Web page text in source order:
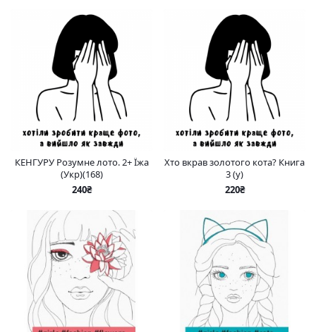
КЕНГУРУ Розумне лото. 2+ Їжа
(Укр)(168)
240₴
Хто вкрав золотого кота? Книга
3 (у)
220₴